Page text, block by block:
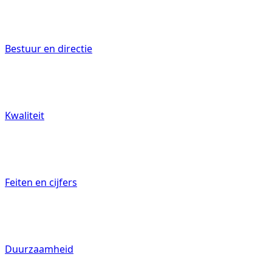
Bestuur en directie
Kwaliteit
Feiten en cijfers
Duurzaamheid